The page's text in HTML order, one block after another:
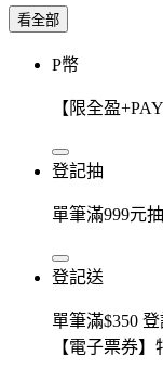
看全部
P幣
【限全盈
登記抽
單筆滿999元
登記送
單筆滿$350
【電子票券